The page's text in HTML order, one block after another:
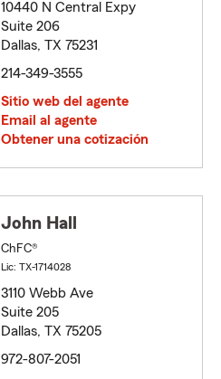
10440 N Central Expy
Suite 206
Dallas, TX 75231
214-349-3555
Sitio web del agente
Email al agente
Obtener una cotización
John Hall
ChFC®
Lic: TX-1714028
3110 Webb Ave
Suite 205
Dallas, TX 75205
972-807-2051